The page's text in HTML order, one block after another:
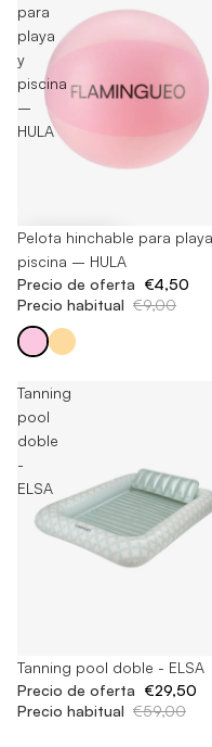
para
playa
y
piscina
–
HULA
-50%
Pelota hinchable para
piscina – HULA
Precio de oferta €4,50
Precio habitual €9,00
Tanning
pool
doble
-
ELSA
Agotado
Tanning pool doble - ELSA
Precio de oferta €29,50
Precio habitual €59,00